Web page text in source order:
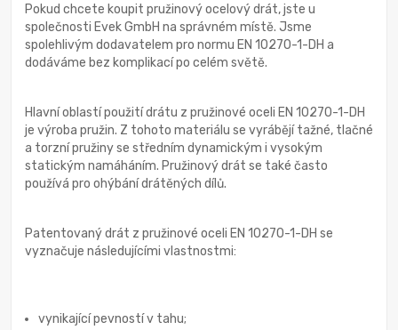
Pokud chcete koupit pružinový ocelový drát, jste u
společnosti Evek GmbH na správném místě. Jsme
spolehlivým dodavatelem pro normu EN 10270-1-DH a
dodáváme bez komplikací po celém světě.
Hlavní oblastí použití drátu z pružinové oceli EN 10270-1-DH
je výroba pružin. Z tohoto materiálu se vyrábějí tažné, tlačné
a torzní pružiny se středním dynamickým i vysokým
statickým namáháním. Pružinový drát se také často
používá pro ohýbání drátěných dílů.
Patentovaný drát z pružinové oceli EN 10270-1-DH se
vyznačuje následujícími vlastnostmi:
vynikající pevností v tahu;